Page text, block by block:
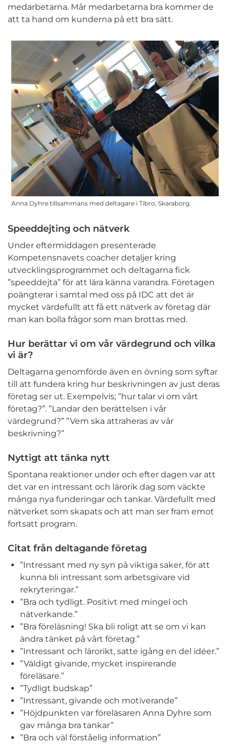
medarbetarna. Mår medarbetarna bra kommer de
att ta hand om kunderna på ett bra sätt.
Anna Dyhre tillsammans med deltagare i Tibro, Skaraborg.
Speeddejting och nätverk
Under eftermiddagen presenterade
Kompetensnavets coacher detaljer kring
utvecklingsprogrammet och deltagarna fick
”speeddejta” för att lära känna varandra. Företagen
poängterar i samtal med oss på IDC att det är
mycket värdefullt att få ett nätverk av företag där
man kan bolla frågor som man brottas med.
Hur berättar vi om vår värdegrund och vilka
vi är?
Deltagarna genomförde även en övning som syftar
till att fundera kring hur beskrivningen av just deras
företag ser ut. Exempelvis; ”hur talar vi om vårt
företag?”. ”Landar den berättelsen i vår
värdegrund?” ”Vem ska attraheras av vår
beskrivning?”
Nyttigt att tänka nytt
Spontana reaktioner under och efter dagen var att
det var en intressant och lärorik dag som väckte
många nya funderingar och tankar. Värdefullt med
nätverket som skapats och att man ser fram emot
fortsatt program.
Citat från deltagande företag
”Intressant med ny syn på viktiga saker, för att
kunna bli intressant som arbetsgivare vid
rekryteringar.”
”Bra och tydligt. Positivt med mingel och
nätverkande.”
”Bra föreläsning! Ska bli roligt att se om vi kan
ändra tänket på vårt företag.”
”Intressant och lärorikt, satte igång en del idéer.”
”Väldigt givande, mycket inspirerande
föreläsare.”
”Tydligt budskap”
”Intressant, givande och motiverande”
”Höjdpunkten var föreläsaren Anna Dyhre som
gav många bra tankar”
”Bra och väl förståelig information”